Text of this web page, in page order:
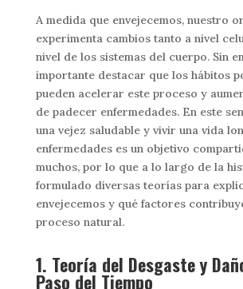
A medida que envejecemos, nuestro
experimenta cambios tanto a nivel
nivel de los sistemas del cuerpo. Sin
importante destacar que los hábitos
pueden acelerar este proceso y
de padecer enfermedades. En este
una vejez saludable y vivir una vida
enfermedades es un objetivo
muchos, por lo que a lo largo de la
formulado diversas teorías para
envejecemos y qué factores
proceso natural.
1. Teoría del Desgaste y
Paso del Tiempo